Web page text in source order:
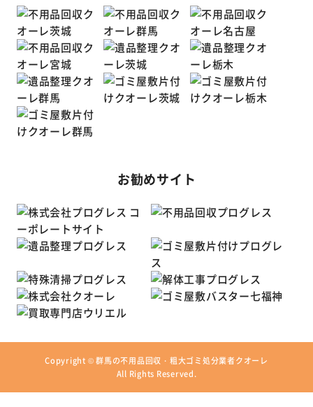
お勧めサイト
Copyright ©群馬の不用品回収・粗大ゴミ処分業者クオーレ
All Rights Reserved.